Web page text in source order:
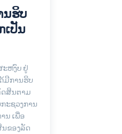
ນຮິບ
ເປັນ
ະຫງົບ ຢູ່
ມີການຮິບ
ສິນຕາມ
ະຊວງການ
ນ ເພື່ອ
ນຂອງລັດ